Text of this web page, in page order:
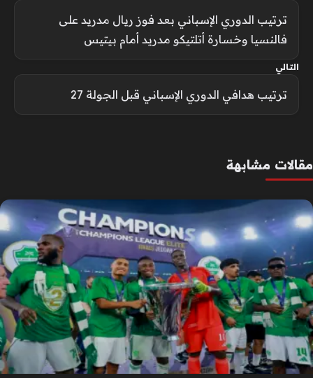
ترتيب الدوري الإسباني بعد فوز ريال مدريد على
فالنسيا وخسارة أتلتيكو مدريد أمام بيتيس
التالي
ترتيب هدافي الدوري الإسباني قبل الجولة 27
مقالات مشابهة